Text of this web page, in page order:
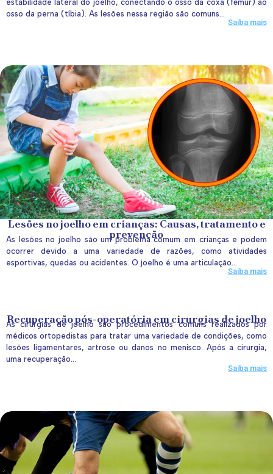
estabilidade lateral do joelho, conectando o osso da coxa (fêmur) ao
osso da perna (tíbia). As lesões nessa região são comuns...
Saiba mais
Lesões no joelho em crianças: Causas, tratamento e
prevenção
As lesões no joelho são um problema comum em crianças e podem
ocorrer devido a uma variedade de razões, como atividades
esportivas, quedas ou acidentes. O joelho é uma articulação...
Saiba mais
Recuperação pós-operatória em cirurgias de joelho
As cirurgias de joelho são procedimentos comuns realizados por
médicos ortopedistas para tratar uma variedade de condições, como
lesões ligamentares, artrose ou danos no menisco. Após a cirurgia,
uma recuperação...
Saiba mais